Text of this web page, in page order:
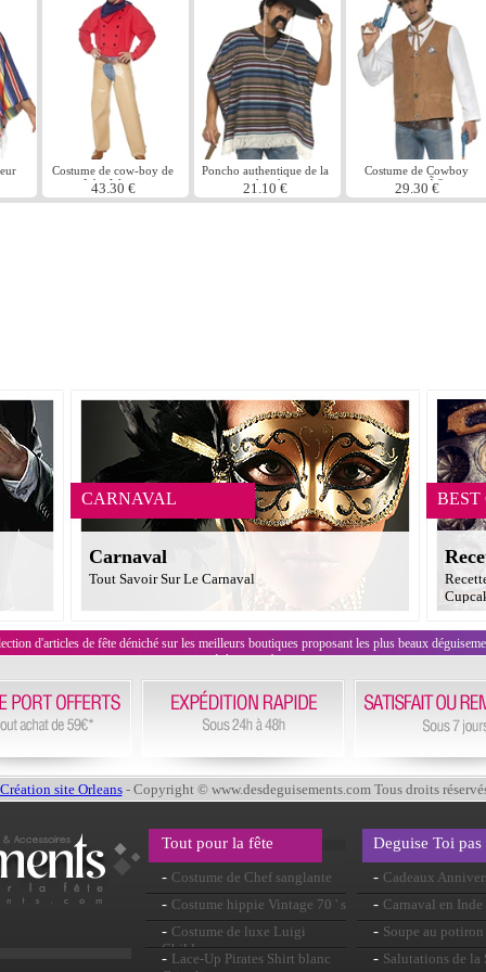
Costume de cow-boy de
John Wayne
43.30 €
Poncho authentique de la
recherche
21.10 €
Costume de Cowboy
instantanÃ©e
29.30 €
CARNAVAL
Carnaval
Tout Savoir Sur Le Carnaval
BEST
d'articles de fête déniché sur les meilleurs boutiques proposant les plus beaux
évènement !
Création site Orleans- Copyright © www.desdeguisements.com Tous droits
Tout pour la fête
- Costume de Chef sanglante
- Costume hippie Vintage 70 ' s
- Costume de luxe Luigi
Childrens
- Lace-Up Pirates Shirt blanc
Deguise Toi pas
- Cadeaux
- Carnaval en Inde
- Soupe au potiron
- Salutations de la